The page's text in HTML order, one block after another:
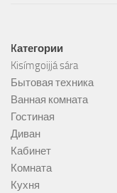
Kатегории
Kisímgoijjá sára
Бытовая техника
Ванная комната
Гостиная
Диван
Кабинет
Комната
Кухня